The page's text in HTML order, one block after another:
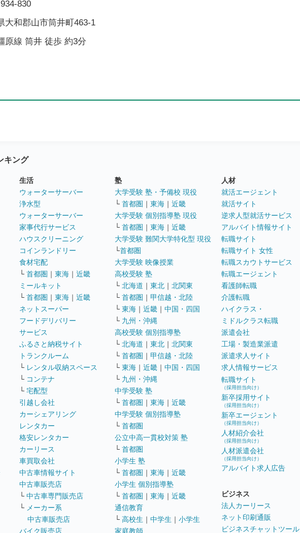
830
大和郡山市筒井町463-1
原線 筒井 徒歩 約3分
キング
生活
ウォーターサーバー
浄水型
ウォーターサーバー
家事代行サービス
ハウスクリーニング
コインランドリー
食材宅配
└ 首都圏 ｜ 東海 ｜ 近畿
ミールキット
└ 首都圏 ｜ 東海 ｜ 近畿
ネットスーパー
フードデリバリー
サービス
ふるさと納税サイト
トランクルーム
└ レンタル収納スペース
└ コンテナ
└ 宅配型
引越し会社
カーシェアリング
レンタカー
格安レンタカー
カーリース
車買取会社
中古車情報サイト
中古車販売店
└ 中古車専門販売店
└ メーカー系
中古車販売店
バイク販売店
塾
大学受験 塾・予備校 現役
└ 首都圏 ｜ 東海 ｜ 近畿
大学受験 個別指導塾 現役
└ 首都圏 ｜ 東海 ｜ 近畿
大学受験 難関大学特化型 現役
└首都圏
大学受験 映像授業
高校受験 塾
└ 北海道 ｜ 東北 ｜ 北関東
└ 首都圏 ｜ 甲信越・北陸
└ 東海 ｜ 近畿 ｜ 中国・四国
└ 九州・沖縄
高校受験 個別指導塾
└ 北海道 ｜ 東北 ｜ 北関東
└ 首都圏 ｜ 甲信越・北陸
└ 東海 ｜ 近畿 ｜ 中国・四国
└ 九州・沖縄
中学受験 塾
└ 首都圏 ｜ 東海 ｜ 近畿
中学受験 個別指導塾
└ 首都圏
公立中高一貫校対策 塾
└ 首都圏
小学生 塾
└ 首都圏 ｜ 東海 ｜ 近畿
小学生 個別指導塾
└ 首都圏 ｜ 東海 ｜ 近畿
通信教育
└ 高校生 ｜ 中学生 ｜ 小学生
家庭教師
人材
就活エージェント
就活サイト
逆求人型就活サービス
アルバイト情報サイト
転職サイト
転職サイト 女性
転職スカウトサービス
転職エージェント
看護師転職
介護転職
ハイクラス・
ミドルクラス転職
派遣会社
工場・製造業派遣
派遣求人サイト
求人情報サービス
転職サイト
（採用担当向け）
新卒採用サイト
（採用担当向け）
新卒エージェント
（採用担当向け）
人材紹介会社
（採用担当向け）
人材派遣会社
（採用担当向け）
アルバイト求人広告
ビジネス
法人カーリース
ネット印刷通販
ビジネスチャットツール